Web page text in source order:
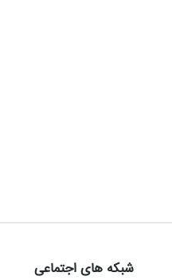
شبکه های اجتماعی